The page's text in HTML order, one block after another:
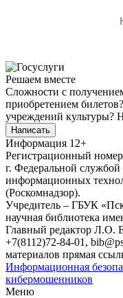
Решаем вместе
Сложности с
приобретением
учреждений культуры?
Написать
Информация 12+
Регистрационный
г. Федеральной службой
информационных
(Роскомнадзор).
Учредитель – ГБУК
научная библиотека
Главный редактор Л.О.
+7(8112)72-84-01,
материалов прямая
Информационная
кибермошенников
Меню